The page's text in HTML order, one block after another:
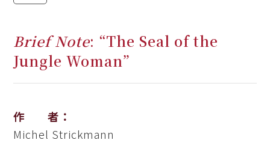
Brief Note: “The Seal of the
Jungle Woman”
作 者：
Michel Strickmann